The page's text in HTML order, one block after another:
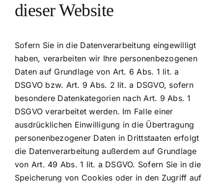
dieser Website
Sofern Sie in die Datenverarbeitung eingewilligt
haben, verarbeiten wir Ihre personenbezogenen
Daten auf Grundlage von Art. 6 Abs. 1 lit. a
DSGVO bzw. Art. 9 Abs. 2 lit. a DSGVO, sofern
besondere Datenkategorien nach Art. 9 Abs. 1
DSGVO verarbeitet werden. Im Falle einer
ausdrücklichen Einwilligung in die Übertragung
personenbezogener Daten in Drittstaaten erfolgt
die Datenverarbeitung außerdem auf Grundlage
von Art. 49 Abs. 1 lit. a DSGVO. Sofern Sie in die
Speicherung von Cookies oder in den Zugriff auf